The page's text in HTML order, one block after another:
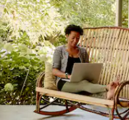
nach oben und unten oder